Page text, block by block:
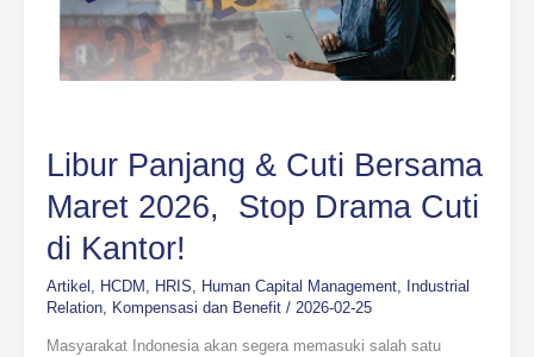
Libur Panjang & Cuti Bersama
Maret 2026, Stop Drama Cuti
di Kantor!
Artikel HCDM HRIS Human Capital Management, Industrial
Relation, Kompensasi dan Benefit/ 2026-02-25
Masyarakat Indonesia akan segera memasuki salah satu
Kantor!